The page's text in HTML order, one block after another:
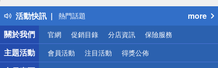
活動快訊
得獎公告
熱門話題
銀行優惠
偏遠地區配送
詐騙網頁！請小心！
more
關於我們
官網 促銷目錄 分店資訊 保險服務
主題活動 會員活動 注目活動 得獎公佈